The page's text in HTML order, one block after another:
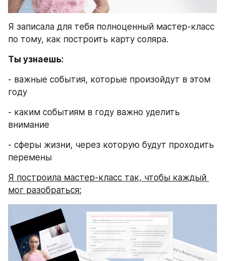
Я записала для тебя полноценный мастер-класс
по тому, как построить карту соляра.
Ты узнаешь:
- важные события, которые произойдут в этом
году
- каким событиям в году важно уделить
внимание
- сферы жизни, через которую будут проходить
перемены
Я построила мастер-класс так, чтобы каждый
мог разобраться: